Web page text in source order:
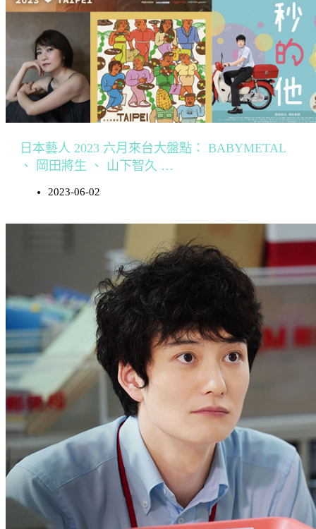
日本藝人 2023 六月來台大盤點： BABYMETAL
、 岡田將生 、 山下智久 …
2023-06-02